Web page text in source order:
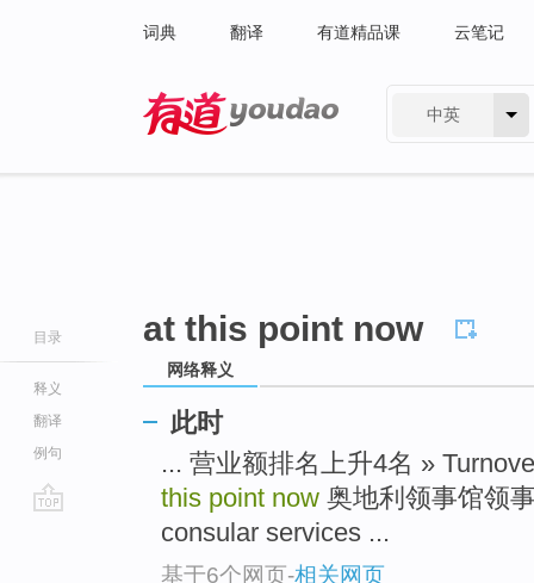
词典 翻译 有道精品课 云笔记
中英
目录
释义
翻译
例句
at this point now
网络释义
此时
... 营业额排名上升4名 »
this point now 奥地利领事馆领
consular services ...
基于6个网页-相关网页